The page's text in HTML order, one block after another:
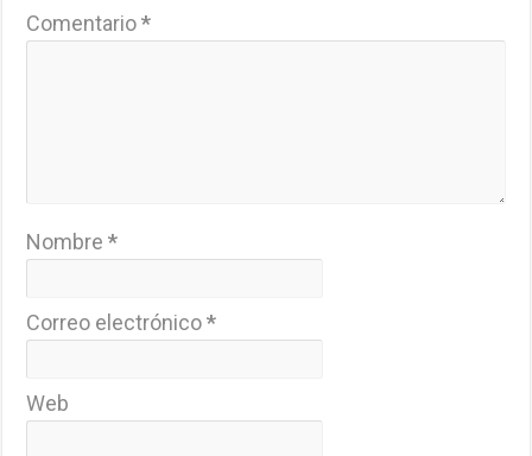
Comentario*
Nombre*
Correo electrónico*
Web